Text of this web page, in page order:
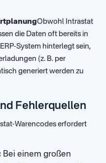
Obwohl Intrastat
die Daten oft bereits in
System hinterlegt sein,
(z. B. per
generiert werden zu
Fehlerquellen
Warencodes erfordert
Bei einem großen